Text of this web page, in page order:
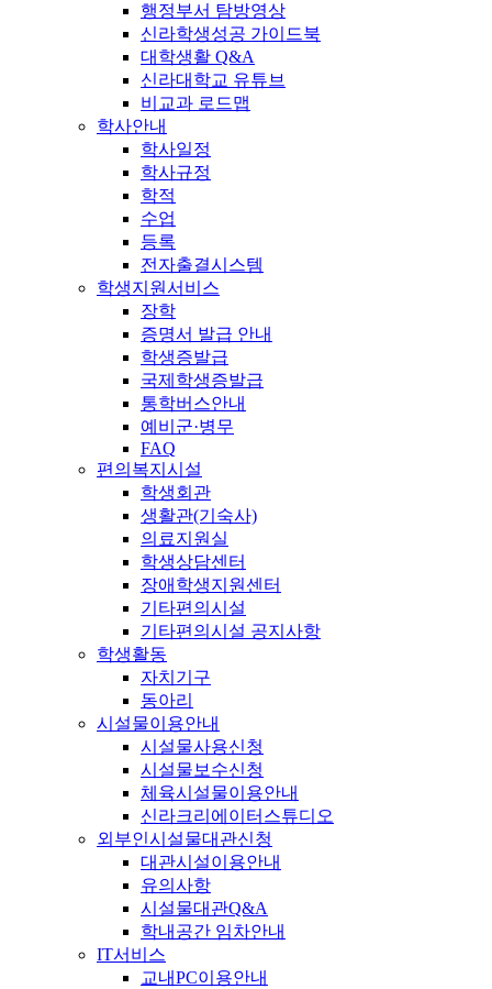
행정부서 탐방영상
신라학생성공 가이드북
대학생활 Q&A
신라대학교 유튜브
비교과 로드맵
학사안내
학사일정
학사규정
학적
수업
등록
전자출결시스템
학생지원서비스
장학
증명서 발급 안내
학생증발급
국제학생증발급
통학버스안내
예비군·병무
FAQ
편의복지시설
학생회관
생활관(기숙사)
의료지원실
학생상담센터
장애학생지원센터
기타편의시설
기타편의시설 공지사항
학생활동
자치기구
동아리
시설물이용안내
시설물사용신청
시설물보수신청
체육시설물이용안내
신라크리에이터스튜디오
외부인시설물대관신청
대관시설이용안내
유의사항
시설물대관Q&A
학내공간 임차안내
IT서비스
교내PC이용안내